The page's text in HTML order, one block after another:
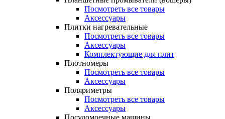
Посмотреть все товары
Аксессуары
Плитки нагревательные
Посмотреть все товары
Аксессуары
Комплектующие для плит
Плотномеры
Посмотреть все товары
Аксессуары
Поляриметры
Посмотреть все товары
Аксессуары
Посудомоечные машины